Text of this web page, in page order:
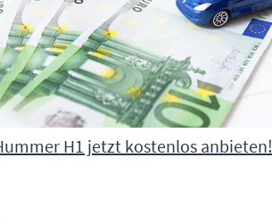
H1 jetzt kostenlos anbieten!